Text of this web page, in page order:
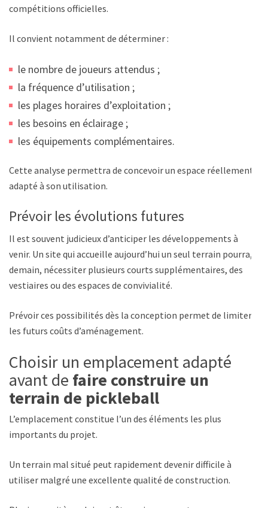
compétitions officielles.
Il convient notamment de déterminer :
le nombre de joueurs attendus ;
la fréquence d’utilisation ;
les plages horaires d’exploitation ;
les besoins en éclairage ;
les équipements complémentaires.
Cette analyse permettra de concevoir un espace réellement
adapté à son utilisation.
Prévoir les évolutions futures
Il est souvent judicieux d’anticiper les développements à
venir. Un site qui accueille aujourd’hui un seul terrain pourra,
demain, nécessiter plusieurs courts supplémentaires, des
vestiaires ou des espaces de convivialité.
Prévoir ces possibilités dès la conception permet de limiter
les futurs coûts d’aménagement.
Choisir un emplacement adapté
avant de faire construire un
terrain de pickleball
L’emplacement constitue l’un des éléments les plus
importants du projet.
Un terrain mal situé peut rapidement devenir difficile à
utiliser malgré une excellente qualité de construction.